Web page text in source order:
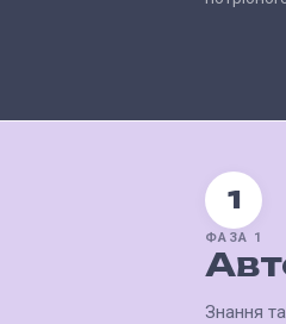
1
ФАЗА 1
Знання